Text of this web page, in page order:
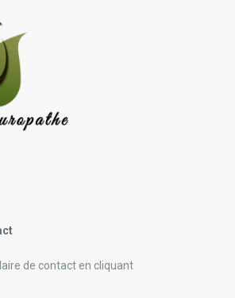
de contact en cliquant